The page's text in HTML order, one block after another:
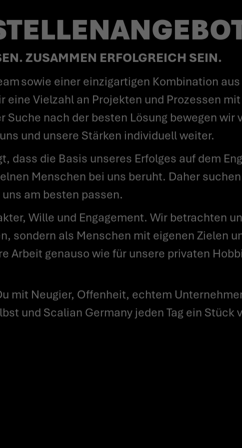
ZUSAMMEN ERFOLGREICH SEIN.
eine Vielzahl an Projekten und Prozessen
Suche nach der besten Lösung bewegen wir
und unsere Stärken individuell weiter.
Menschen bei uns beruht. Daher
am besten passen.
sondern als Menschen mit eigenen Zielen
Arbeit genauso wie für unsere privaten
und Scalian Germany jeden Tag ein Stück